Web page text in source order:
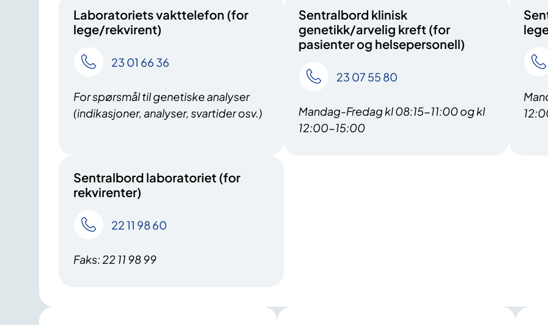
Laboratoriets vakttelefon (for
lege/rekvirent)
23 01 66 36
For spørsmål til genetiske analyser
(indikasjoner, analyser, svartider osv.)
Sentralbord klinisk
genetikk/arvelig kreft (for
pasienter og helsepersonell)
23 07 55 80
Mandag-Fredag kl 08:15-11:00 og kl
12:00-15:00
Sentralbord laboratoriet (for
rekvirenter)
22 11 98 60
Faks: 22 11 98 99